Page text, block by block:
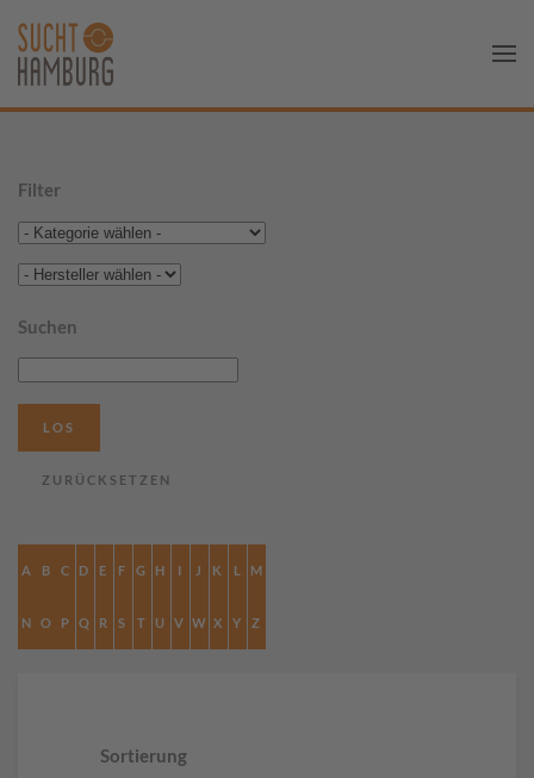
Filter
Suchen
A B C D E F G H I J K L M
N O P Q R S T U V W X Y Z
Sortierung